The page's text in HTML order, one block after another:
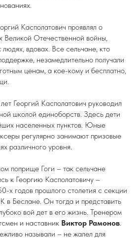
Касполатович проявлял о
Великой Отечественной войны,
вдовах. Все сельчане, кто
незамедлительно получали
ценам, а кое-кому и бесплатно,
Георгий Касполатович руководил
школой единоборств. Здесь дети
населенных пунктов. Юные
регулярно занимают призовые
различного уровня.
поприще Гоги – так сельчане
к Георгию Касполатовичу –
х годов прошлого столетия с секции
в Беслане. Он тогда и представить
вой дет в его жизнь. Тренером
и наставник Виктор Рамонов.
называли – не жалел для